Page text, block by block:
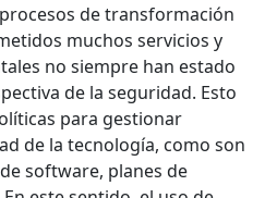
de transformación
muchos servicios y
no siempre han estado
de la seguridad. Esto
para gestionar
de la tecnología, como son
software, planes de